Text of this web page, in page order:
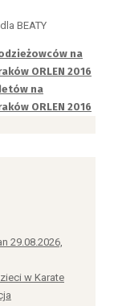
BEATY
na
ORLEN 2016
na
ORLEN 2016
29.08.2026,
w Karate